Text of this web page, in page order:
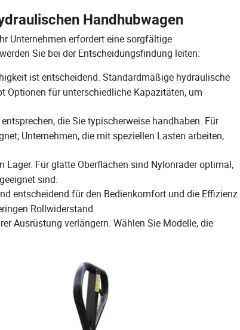
Handhubwagen
Unternehmen erfordert eine sorgfältige
Sie bei der Entscheidungsfindung leiten:
ist entscheidend. Standardmäßige hydraulische
Optionen für unterschiedliche Kapazitäten, um
die Sie typischerweise handhaben. Für
Unternehmen, die mit speziellen Lasten arbeiten,
Lager. Für glatte Oberflächen sind Nylonräder optimal,
sind.
entscheidend für den Bedienkomfort und die Effizienz.
Rollwiderstand.
Ausrüstung verlängern. Wählen Sie Modelle, die